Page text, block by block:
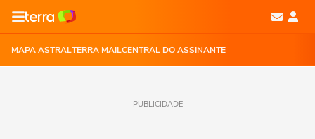
MAPA ASTRALTERRA MAILCENTRAL DO ASSINANTE
PUBLICIDADE